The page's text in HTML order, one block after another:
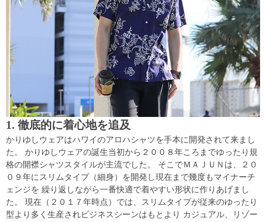
1. 徹底的に着心地を追及
かりゆしウェアはハワイのアロハシャツを手本に開発されて来まし
た。 かりゆしウェアの誕生当初から２００８年ころまでゆったり規
格の開襟シャツスタイルが主流でした。 そこでＭＡＪＵＮは、２０
０９年にスリムタイプ（細身）を開発し現在まで幾度もマイナーチ
ェンジを 繰り返しながら一番快適で着やすい形状に作りあげまし
た。 現在（２０１７年時点）では、スリムタイプが従来のゆったり
型より多く生産されビジネスシーンはもとより カジュアル、リゾー